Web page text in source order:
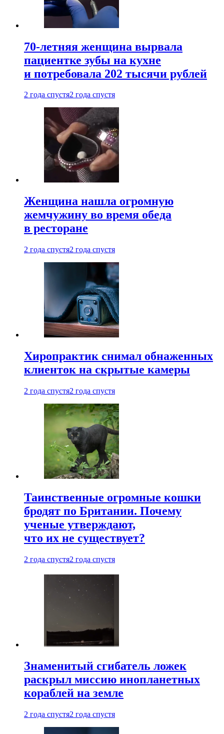
70-летняя женщина вырвала
пациентке зубы на кухне
и потребовала 202 тысячи рублей
2 года спустя2 года спустя
Женщина нашла огромную
жемчужину во время обеда
в ресторане
2 года спустя2 года спустя
Хиропрактик снимал обнаженных
клиенток на скрытые камеры
2 года спустя2 года спустя
Таинственные огромные кошки
бродят по Британии. Почему
ученые утверждают,
что их не существует?
2 года спустя2 года спустя
Знаменитый сгибатель ложек
раскрыл миссию инопланетных
кораблей на земле
2 года спустя2 года спустя